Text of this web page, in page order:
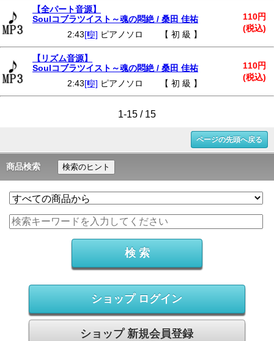
【全パート音源】
Soulコブラツイスト～魂の悶絶 / 桑田 佳祐
110円
(税込)
2:43[🎼] ピアノソロ 【 初 級 】
【リズム音源】
Soulコブラツイスト～魂の悶絶 / 桑田 佳祐
110円
(税込)
2:43[🎼] ピアノソロ 【 初 級 】
1-15 / 15
ページの先頭へ戻る
商品検索 検索のヒント
ショップ ログイン
ショップ 新規会員登録